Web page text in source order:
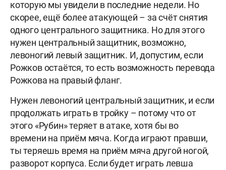
которую мы увидели в последние недели. Но
скорее, ещё более атакующей – за счёт снятия
одного центрального защитника. Но для этого
нужен центральный защитник, возможно,
левоногий левый защитник. И, допустим, если
Рожков остаётся, то есть возможность перевода
Рожкова на правый фланг.
Нужен левоногий центральный защитник, и если
продолжать играть в тройку – потому что от
этого «Рубин» теряет в атаке, хотя бы во
времени на приём мяча. Когда играют правши,
ты теряешь время на приём мяча другой ногой,
разворот корпуса. Если будет играть левша